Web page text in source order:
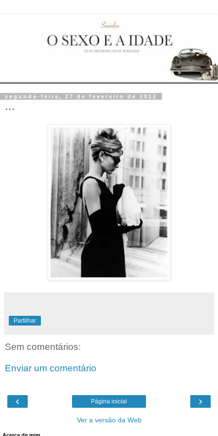
segunda-feira, 27 de fevereiro de 2012
...
Partilhar
Sem comentários:
Enviar um comentário
‹ ›
Página inicial
Ver a versão da Web